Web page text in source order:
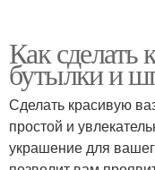
Как сделать
бутылки и
Сделать красивую
простой и
украшение для